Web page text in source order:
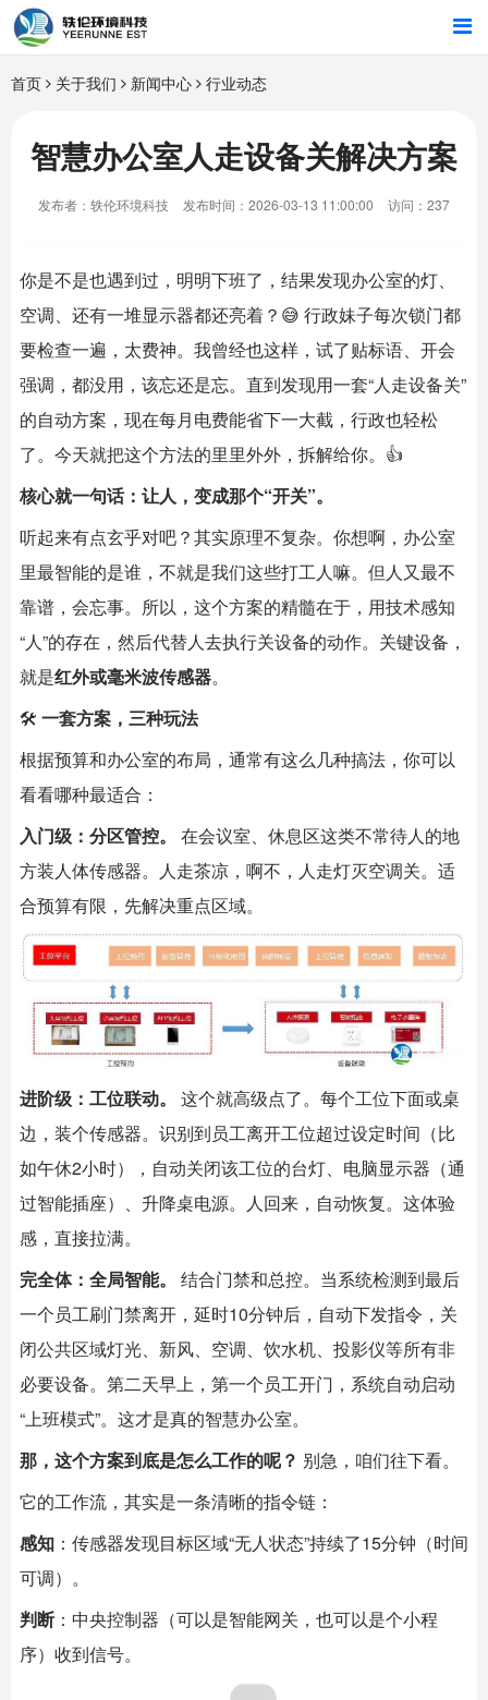
首页
行业解决方案
智能硬件
关于我们
首页 关于我们 新闻中心 行业动态
智慧办公室人走设备关解决方案
发布者：轶伦环境科技 发布时间：2026-03-13 11:00:00 访问：237
你是不是也遇到过，明明下班了，结果发现办公室的灯、
空调、还有一堆显示器都还亮着？😅 行政妹子每次锁门都
要检查一遍，太费神。我曾经也这样，试了贴标语、开会
强调，都没用，该忘还是忘。直到发现用一套“人走设备关”
的自动方案，现在每月电费能省下一大截，行政也轻松
了。今天就把这个方法的里里外外，拆解给你。👍
核心就一句话：让人，变成那个“开关”。
听起来有点玄乎对吧？其实原理不复杂。你想啊，办公室
里最智能的是谁，不就是我们这些打工人嘛。但人又最不
靠谱，会忘事。所以，这个方案的精髓在于，用技术感知
“人”的存在，然后代替人去执行关设备的动作。关键设备，
就是红外或毫米波传感器。
🛠️ 一套方案，三种玩法
根据预算和办公室的布局，通常有这么几种搞法，你可以
看看哪种最适合：
入门级：分区管控。
​ 在会议室、休息区这类不常待人的地
方装人体传感器。人走茶凉，啊不，人走灯灭空调关。适
合预算有限，先解决重点区域。
进阶级：工位联动。
​ 这个就高级点了。每个工位下面或桌
边，装个传感器。识别到员工离开工位超过设定时间（比
如午休2小时），自动关闭该工位的台灯、电脑显示器（通
过智能插座）、升降桌电源。人回来，自动恢复。这体验
感，直接拉满。
完全体：全局智能。
​ 结合门禁和总控。当系统检测到最后
一个员工刷门禁离开，延时10分钟后，自动下发指令，关
闭公共区域灯光、新风、空调、饮水机、投影仪等所有非
必要设备。第二天早上，第一个员工开门，系统自动启动
“上班模式”。这才是真的智慧办公室。
那，这个方案到底是怎么工作的呢？ ​ 别急，咱们往下看。
它的工作流，其实是一条清晰的指令链：
感知 ：传感器发现目标区域“无人状态”持续了15分钟（时间
可调）。
判断 ：中央控制器（可以是智能网关，也可以是个小程
序）收到信号。